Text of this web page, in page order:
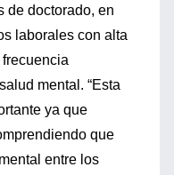
de doctorado, en
laborales con alta
mental. “Esta
ya que
que
entre los